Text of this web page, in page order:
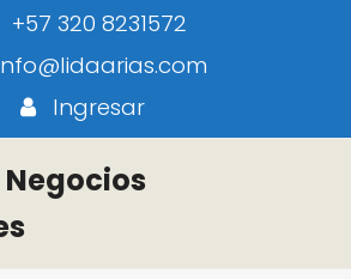
+57 320 8231572
Ingresar
Negocios